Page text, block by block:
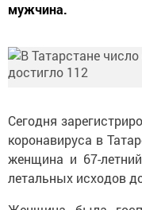
мужчина.
Сегодня
коронавируса в
женщина и 67-
летальных исходов